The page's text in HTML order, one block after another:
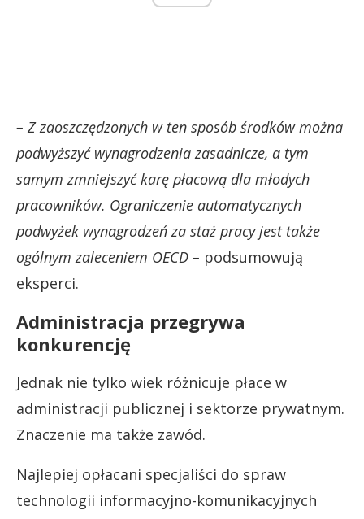
– Z zaoszczędzonych w ten sposób środków można
podwyższyć wynagrodzenia zasadnicze, a tym
samym zmniejszyć karę płacową dla młodych
pracowników. Ograniczenie automatycznych
podwyżek wynagrodzeń za staż pracy jest także
ogólnym zaleceniem OECD – podsumowują
eksperci.
Administracja przegrywa
konkurencję
Jednak nie tylko wiek różnicuje płace w
administracji publicznej i sektorze prywatnym.
Znaczenie ma także zawód.
Najlepiej opłacani specjaliści do spraw
technologii informacyjno-komunikacyjnych